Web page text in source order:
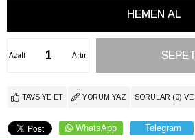
Artır
Azalt
TAVSIYE ET YORUM YAZ SORULAR (0)
WhatsApp Telegram